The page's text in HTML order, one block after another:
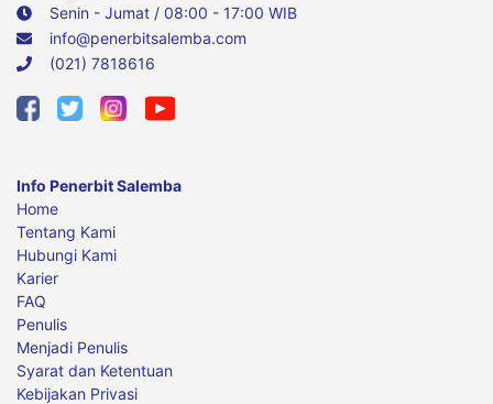
Senin - Jumat / 08:00 - 17:00 WIB
info@penerbitsalemba.com
(021) 7818616
Info Penerbit Salemba
Home
Tentang Kami
Hubungi Kami
Karier
FAQ
Penulis
Menjadi Penulis
Syarat dan Ketentuan
Kebijakan Privasi